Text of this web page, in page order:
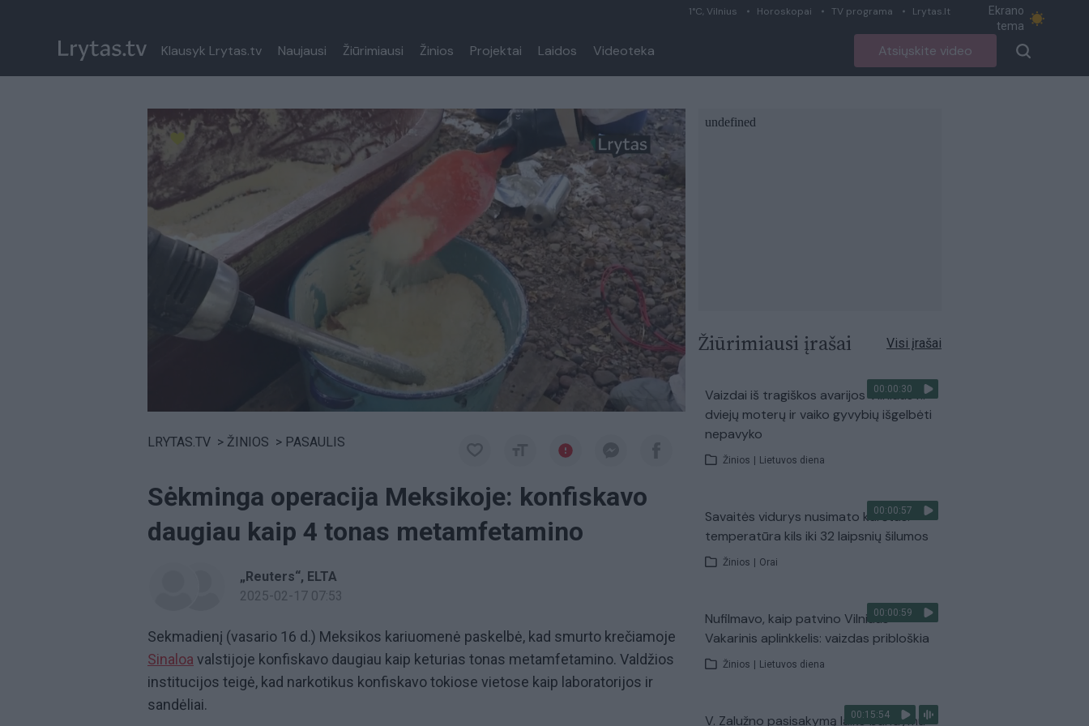
1°C, Vilnius Horoskopai TV programa Lrytas.lt
Ekrano
tema
Klausyk Lrytas.tv Naujausi Žiūrimiausi Žinios Projektai Laidos Videoteka Atsiųskite video
Paremkite Ukrainą
LRYTAS.TV > ŽINIOS > PASAULIS
Sėkminga operacija Meksikoje: konfiskavo
daugiau kaip 4 tonas metamfetamino
„Reuters“ ELTA
2025-02-17 07:53
Sekmadienį (vasario 16 d.) Meksikos kariuomenė paskelbė, kad smurto krečiamoje
Sinaloa valstijoje konfiskavo daugiau kaip keturias tonas metamfetamino. Valdžios
institucijos teigė, kad narkotikus konfiskavo tokiose vietose kaip laboratorijos ir
sandėliai.
Žiūrimiausi įrašai Visi įrašai
00:00:30
Vaizdai iš tragiškos avarijos Vilniaus r.:
dviejų moterų ir vaiko gyvybių išgelbėti
nepavyko
Žinios Lietuvos diena
00:00:57
Savaitės vidurys nusimato karštas:
temperatūra kils iki 32 laipsnių šilumos
Žinios Orai
00:00:59
Nufilmavo, kaip patvino Vilniaus
Vakarinis aplinkkelis: vaizdas pribloškia
Žinios Lietuvos diena
00:15:54
V. Zalužno pasisakymą laiko bandymu